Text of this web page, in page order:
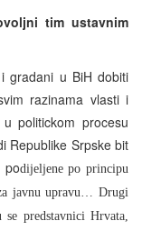
tim ustavnim
gradani u BiH dobiti
razinama vlasti i
politickom procesu
Republike Srpske bit
podijeljene po principu
javnu upravu… Drugi
predstavnici Hrvata,